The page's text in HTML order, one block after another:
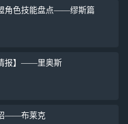
角色技能盘点——缪斯篇
报】——里奥斯
绍——布莱克